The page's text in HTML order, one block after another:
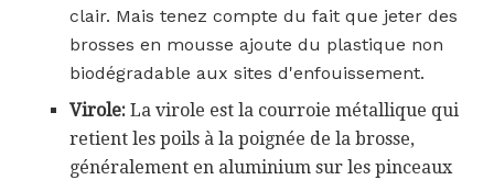
clair. Mais tenez compte du fait que jeter des
brosses en mousse ajoute du plastique non
biodégradable aux sites d'enfouissement.
Virole: La virole est la courroie métallique qui
retient les poils à la poignée de la brosse,
généralement en aluminium sur les pinceaux